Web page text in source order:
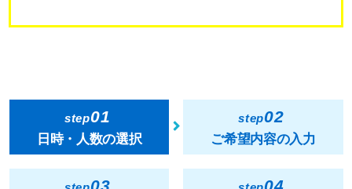
step01
日時・人数の選択
step02
ご希望内容の入力